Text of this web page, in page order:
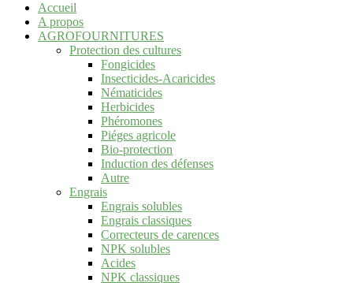
Accueil
A propos
AGROFOURNITURES
Protection des cultures
Fongicides
Insecticides-Acaricides
Nématicides
Herbicides
Phéromones
Piéges agricole
Bio-protection
Induction des défenses
Autre
Engrais
Engrais solubles
Engrais classiques
Correcteurs de carences
NPK solubles
Acides
NPK classiques